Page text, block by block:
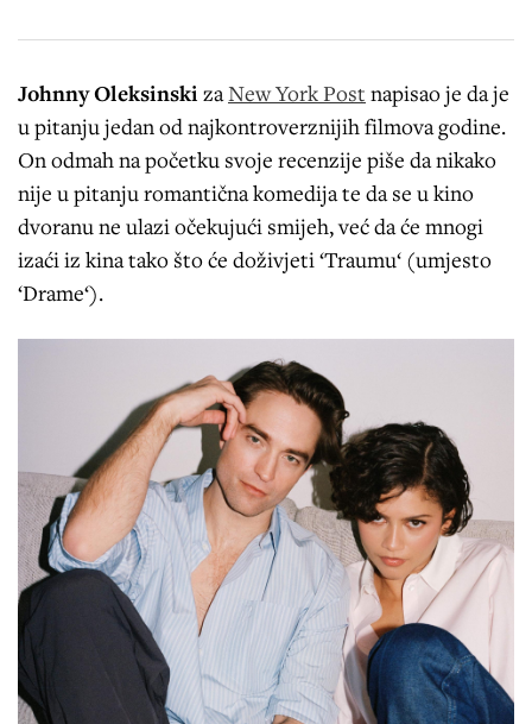
Johnny Oleksinski zaNew York Post napisao je da je
u pitanju jedan od najkontroverznijih filmova godine.
On odmah na početku svoje recenzije piše da nikako
nije u pitanju romantična komedija te da se u kino
dvoranu ne ulazi očekujući smijeh, već da će mnogi
izaći iz kina tako što će doživjeti ‘Traumu‘ (umjesto
‘Drame‘).